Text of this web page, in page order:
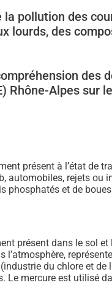
pollution des
lourds, des
des
Rhône-Alpes
présent à l’état de
automobiles, rejets
phosphatés et de
présent dans le sol
du chlore et
Le mercure est utilisé